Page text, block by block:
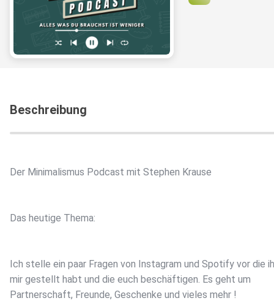
Beschreibung
Der Minimalismus Podcast mit Stephen Krause
Das heutige Thema:
Ich stelle ein paar Fragen von Instagram und Spotify vor die
mir gestellt habt und die euch beschäftigen. Es geht um
Partnerschaft, Freunde, Geschenke und vieles mehr !